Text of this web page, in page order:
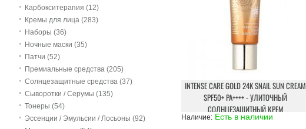
Карбокситерапия (12)
Кремы для лица (283)
Наборы (36)
Ночные маски (35)
Патчи (52)
Премиальные средства (205)
Солнцезащитные средства (37)
Сыворотки / Серумы (135)
Тонеры (54)
Эссенции / Эмульсии / Лосьоны (92)
INTENSE CARE GOLD 24K SNAIL SUN CREAM
SPF50+ PA++++ - УЛИТОЧНЫЙ
СОЛНЦЕЗАЩИТНЫЙ КРЕМ
Наличие: Есть в наличии